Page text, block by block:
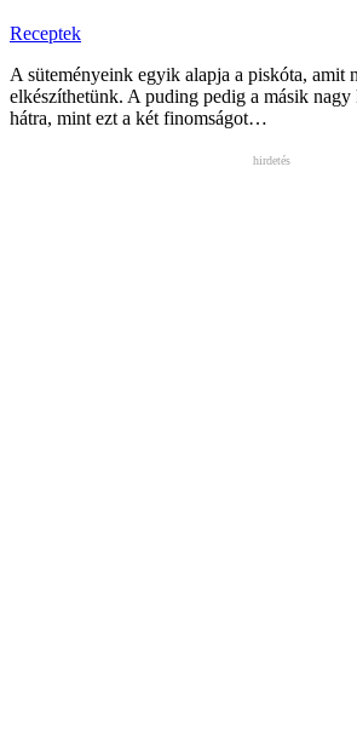
Receptek
A süteményeink egyik alapja a piskóta, amit
elkészíthetünk. A puding pedig a másik
hátra, mint ezt a két finomságot…
hirdetés